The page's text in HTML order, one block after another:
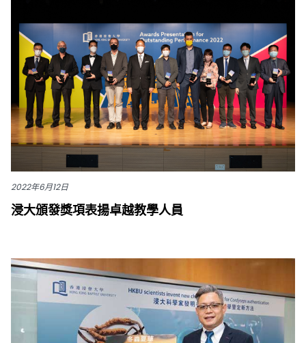
2022年6月12日
浸大頒發獎項表揚卓越教學人員